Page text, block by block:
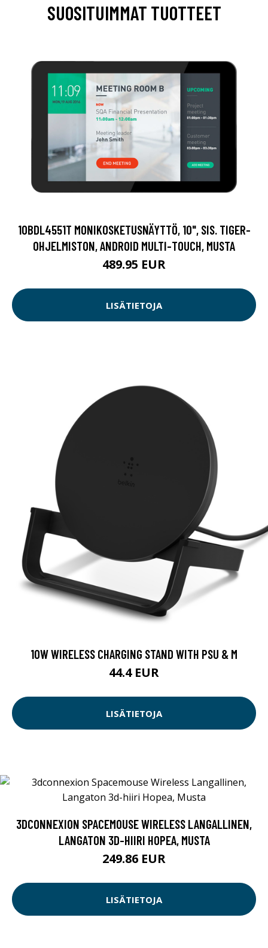
SUOSITUIMMAT TUOTTEET
10BDL4551T MONIKOSKETUSNÄYTTÖ, 10", SIS. TIGER-
OHJELMISTON, ANDROID MULTI-TOUCH, MUSTA
489.95 EUR
LISÄTIETOJA
10W WIRELESS CHARGING STAND WITH PSU & M
44.4 EUR
LISÄTIETOJA
3DCONNEXION SPACEMOUSE WIRELESS LANGALLINEN,
LANGATON 3D-HIIRI HOPEA, MUSTA
249.86 EUR
LISÄTIETOJA